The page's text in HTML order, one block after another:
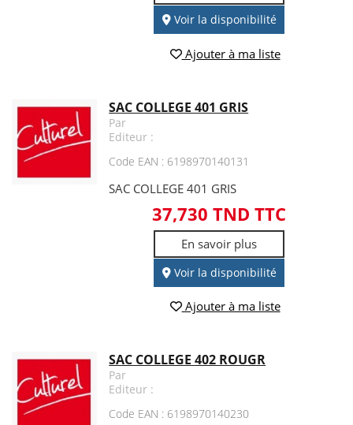
Voir la disponibilité
Ajouter à ma liste
SAC COLLEGE 401 GRIS
Par
Editeur :
Code EAN : 6198970140131
SAC COLLEGE 401 GRIS
37,730 TND TTC
En savoir plus
Voir la disponibilité
Ajouter à ma liste
SAC COLLEGE 402 ROUGR
Par
Editeur :
Code EAN : 6198970140230